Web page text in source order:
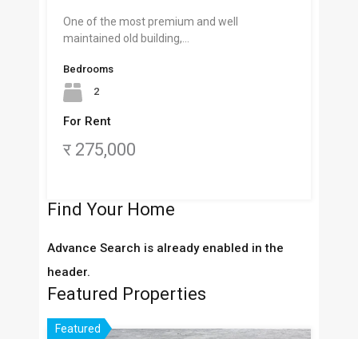
One of the most premium and well
maintained old building,…
Bedrooms
2
For Rent
र 275,000
Find Your Home
Advance Search is already enabled in the
header.
Featured Properties
Featured